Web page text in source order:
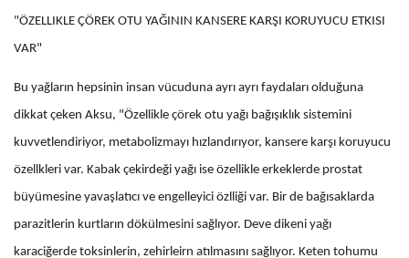
"ÖZELLIKLE ÇÖREK OTU YAĞININ KANSERE KARŞI KORUYUCU ETKISI
VAR"
Bu yağların hepsinin insan vücuduna ayrı ayrı faydaları olduğuna
dikkat çeken Aksu, "Özellikle çörek otu yağı bağışıklık sistemini
kuvvetlendiriyor, metabolizmayı hızlandırıyor, kansere karşı koruyucu
özellkleri var. Kabak çekirdeği yağı ise özellikle erkeklerde prostat
büyümesine yavaşlatıcı ve engelleyici özlliği var. Bir de bağısaklarda
parazitlerin kurtların dökülmesini sağlıyor. Deve dikeni yağı
karaciğerde toksinlerin, zehirleirn atılmasını sağlıyor. Keten tohumu